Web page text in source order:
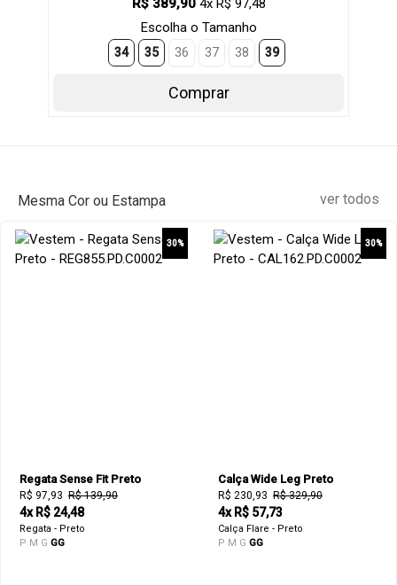
R$ 389,90 4x R$ 97,48
Escolha o Tamanho
34 35 36 37 38 39
Comprar
Mesma Cor ou Estampa ver todos
30%
Regata Sense Fit Preto
R$ 97,93 R$ 139,90
4x R$ 24,48
Regata - Preto
P M G GG
30%
Calça Wide Leg Preto
R$ 230,93 R$ 329,90
4x R$ 57,73
Calça Flare - Preto
P M G GG